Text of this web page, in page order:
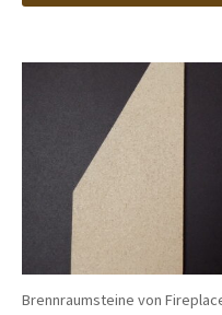
Brennraumsteine von